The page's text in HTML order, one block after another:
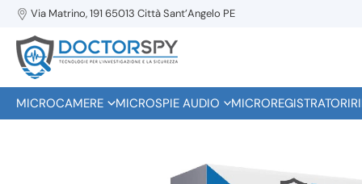
Via Matrino, 191 65013 Città Sant’Angelo PE
MICROCAMERE MICROSPIE AUDIO MICROREGISTRATORI